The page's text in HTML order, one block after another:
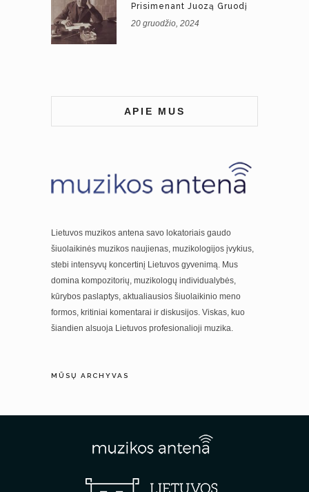
Prisimenant Juozą Gruodį
20 gruodžio, 2024
APIE MUS
Lietuvos muzikos antena savo lokatoriais gaudo
šiuolaikinės muzikos naujienas, muzikologijos įvykius,
stebi intensyvų koncertinį Lietuvos gyvenimą. Mus
domina kompozitorių, muzikologų individualybės,
kūrybos paslaptys, aktualiausios šiuolaikinio meno
formos, kritiniai komentarai ir diskusijos. Viskas, kuo
šiandien alsuoja Lietuvos profesionalioji muzika.
MŪSŲ ARCHYVAS